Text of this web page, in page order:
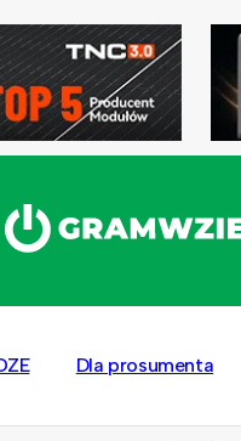
Dla prosumenta